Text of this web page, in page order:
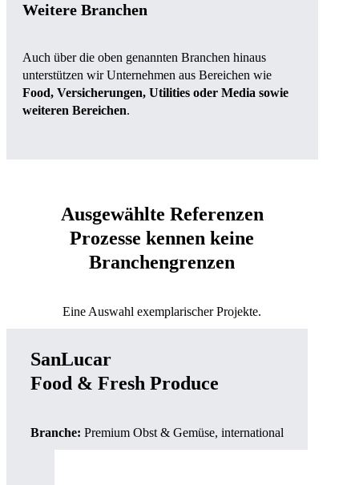
Weitere Branchen
Auch über die oben genannten Branchen hinaus
unterstützen wir Unternehmen aus Bereichen wie
Food, Versicherungen, Utilities oder Media sowie
weiteren Bereichen.
Ausgewählte Referenzen
Prozesse kennen keine
Branchengrenzen
Eine Auswahl exemplarischer Projekte.
SanLucar
Food & Fresh Produce
Branche: Premium Obst & Gemüse, international